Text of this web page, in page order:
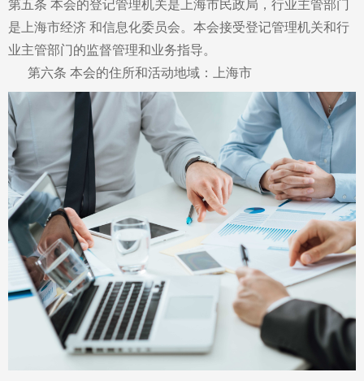
第五条 本会的登记管理机关是上海市民政局，行业主管部门
是上海市经济 和信息化委员会。本会接受登记管理机关和行
业主管部门的监督管理和业务指导。
第六条 本会的住所和活动地域：上海市